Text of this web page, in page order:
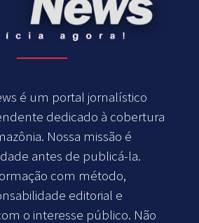
é um portal jornalístico
dedicado à cobertura
Nossa missão é
antes de publicá-la.
com método,
editorial e
o interesse público. Não